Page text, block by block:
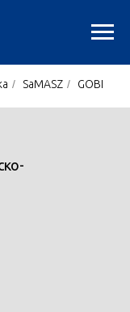
/ SaMASZ / GOBI